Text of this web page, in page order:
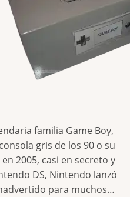
familia Game Boy,
gris de los 90 o su
2005, casi en secreto y
DS, Nintendo lanzó
para muchos…